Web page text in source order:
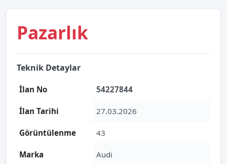
Pazarlık
Teknik Detaylar
İlan No 54227844
İlan Tarihi 27.03.2026
Görüntülenme 43
Marka Audi